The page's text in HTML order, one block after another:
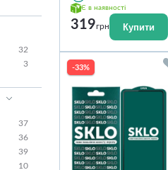
32
3
37
36
39
10
Є в наявності
319грн Купити
-33%